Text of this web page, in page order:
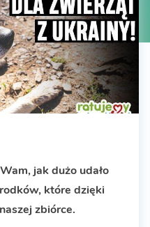
jak dużo udało
które dzięki
zbiórce.